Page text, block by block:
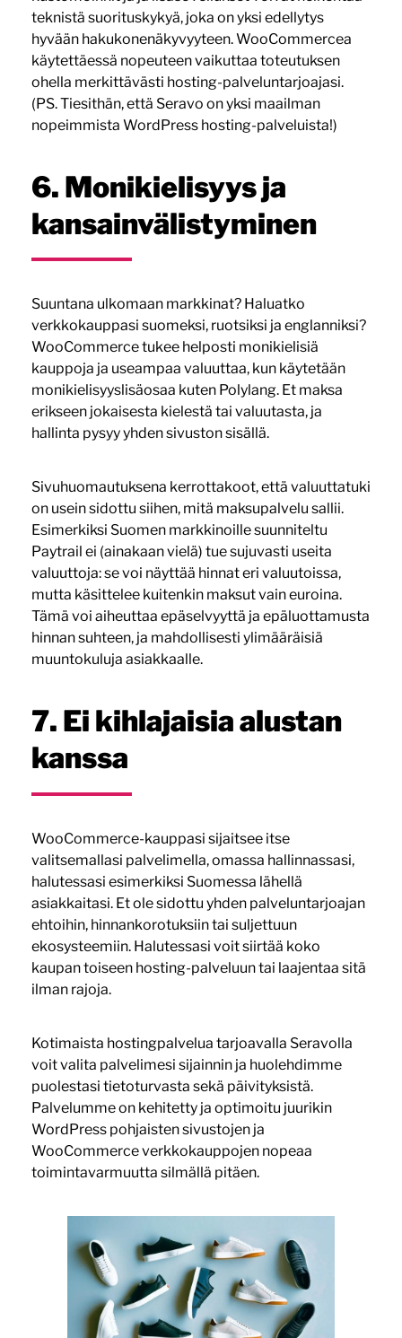
teknistä suorituskykyä, joka on yksi edellytys
hyvään hakukonenäkyvyyteen. WooCommercea
käytettäessä nopeuteen vaikuttaa toteutuksen
ohella merkittävästi hosting-palveluntarjoajasi.
(PS. Tiesithän, että Seravo on yksi maailman
nopeimmista WordPress hosting-palveluista!)
6. Monikielisyys ja
kansainvälistyminen
Suuntana ulkomaan markkinat? Haluatko
verkkokauppasi suomeksi, ruotsiksi ja englanniksi?
WooCommerce tukee helposti monikielisiä
kauppoja ja useampaa valuuttaa, kun käytetään
monikielisyyslisäosaa kuten Polylang. Et maksa
erikseen jokaisesta kielestä tai valuutasta, ja
hallinta pysyy yhden sivuston sisällä.
Sivuhuomautuksena kerrottakoot, että valuuttatuki
on usein sidottu siihen, mitä maksupalvelu sallii.
Esimerkiksi Suomen markkinoille suunniteltu
Paytrail ei (ainakaan vielä) tue sujuvasti useita
valuuttoja: se voi näyttää hinnat eri valuutoissa,
mutta käsittelee kuitenkin maksut vain euroina.
Tämä voi aiheuttaa epäselvyyttä ja epäluottamusta
hinnan suhteen, ja mahdollisesti ylimääräisiä
muuntokuluja asiakkaalle.
7. Ei kihlajaisia alustan
kanssa
WooCommerce-kauppasi sijaitsee itse
valitsemallasi palvelimella, omassa hallinnassasi,
halutessasi esimerkiksi Suomessa lähellä
asiakkaitasi. Et ole sidottu yhden palveluntarjoajan
ehtoihin, hinnankorotuksiin tai suljettuun
ekosysteemiin. Halutessasi voit siirtää koko
kaupan toiseen hosting-palveluun tai laajentaa sitä
ilman rajoja.
Kotimaista hostingpalvelua tarjoavalla Seravolla
voit valita palvelimesi sijainnin ja huolehdimme
puolestasi tietoturvasta sekä päivityksistä.
Palvelumme on kehitetty ja optimoitu juurikin
WordPress pohjaisten sivustojen ja
WooCommerce verkkokauppojen nopeaa
toimintavarmuutta silmällä pitäen.